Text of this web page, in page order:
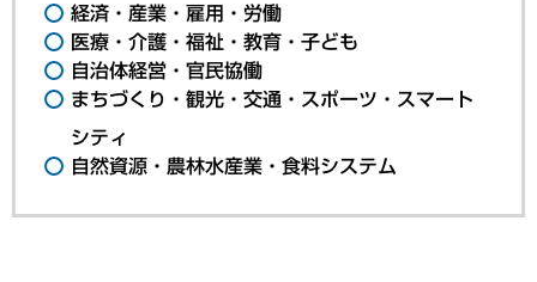
経済・産業・雇用・労働
医療・介護・福祉・教育・子ども
自治体経営・官民協働
まちづくり・観光・交通・スポーツ・スマート
シティ
自然資源・農林水産業・食料システム